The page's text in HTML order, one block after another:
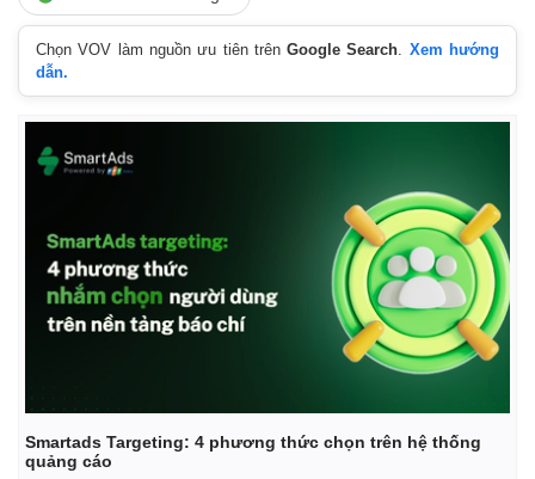
Chọn VOV làm nguồn ưu tiên trênGoogle Search. Xem hướng
dẫn.
Smartads Targeting: 4 phương thức chọn trên hệ thống
quảng cáo